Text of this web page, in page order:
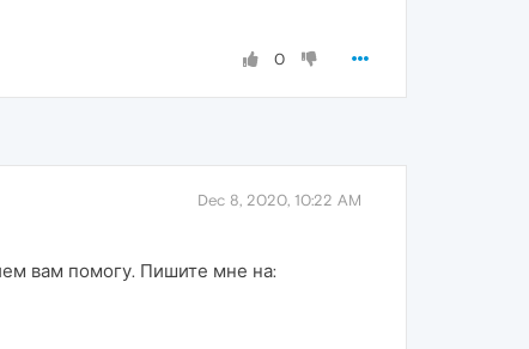
0
Dec 8, 2020, 10:22 AM
вам помогу. Пишите мне на: